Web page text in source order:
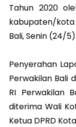
Tahun 2020
kabupaten/
Bali, Senin (24/5).
Penyerahan
Perwakilan Bali
RI Perwakilan
diterima Wali
Ketua DPRD